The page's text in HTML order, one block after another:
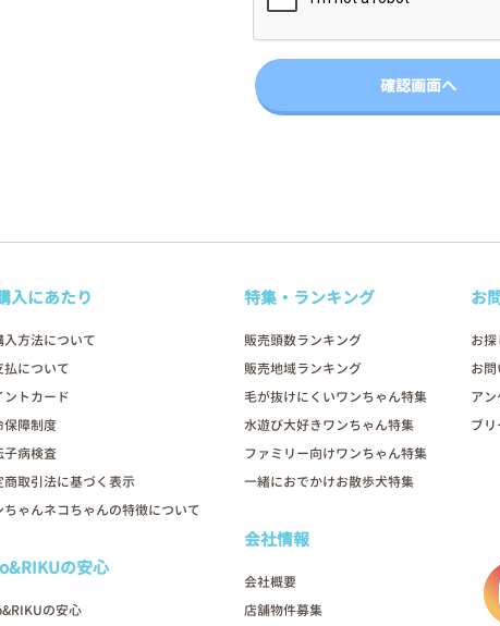
入にあたり
入方法について
払について
ントカード
保障制度
子病検査
商取引法に基づく表示
ちゃんネコちゃんの特徴について
の安心
の安心
特集・ランキング
販売頭数ランキング
販売地域ランキング
毛が抜けにくいワンちゃん特集
水遊び大好きワンちゃん特集
ファミリー向けワンちゃん特集
一緒におでかけお散歩犬特集
会社情報
会社概要
店舗物件募集
お
お探
お
アン
ブ